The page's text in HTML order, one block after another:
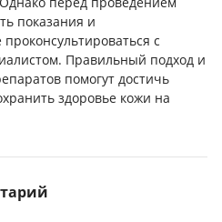
показания и
с
Правильный подход и
помогут достичь
здоровье кожи на